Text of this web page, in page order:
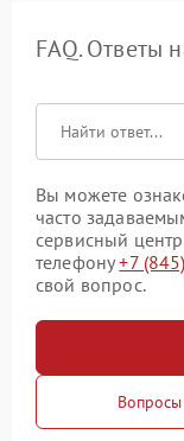
FAQ. Ответы
Вы можете
часто
сервисный
телефону+7
свой вопрос.